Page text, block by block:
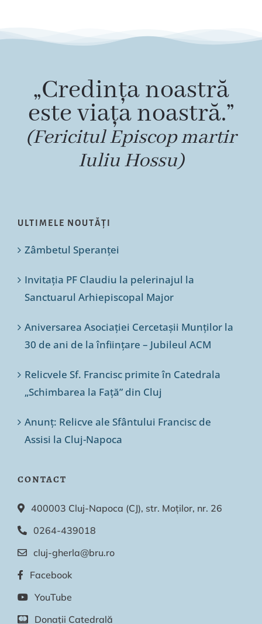
„Credința noastră
este viața noastră.”
(Fericitul Episcop martir
Iuliu Hossu)
ULTIMELE NOUTĂȚI
Zâmbetul Speranței
Invitația PF Claudiu la pelerinajul la
Sanctuarul Arhiepiscopal Major
Aniversarea Asociației Cercetașii Munților la
30 de ani de la înființare – Jubileul ACM
Relicvele Sf. Francisc primite în Catedrala
„Schimbarea la Față” din Cluj
Anunț: Relicve ale Sfântului Francisc de
Assisi la Cluj-Napoca
CONTACT
400003 Cluj-Napoca (CJ), str. Moților, nr. 26
0264-439018
cluj-gherla@bru.ro
Facebook
YouTube
Donații Catedrală